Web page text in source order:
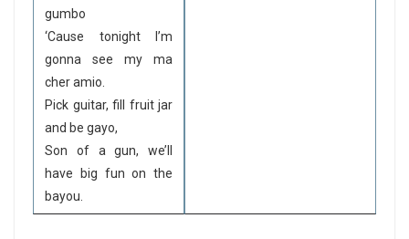
gumbo
‘Cause tonight I’m
gonna see my ma
cher amio.
Pick guitar, fill fruit jar
and be gayo,
Son of a gun, we’ll
have big fun on the
bayou.